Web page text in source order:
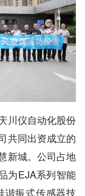
川仪自动化股份
共同出资成立的
新城。公司占地
为EJA系列智能
谐振式传感器技